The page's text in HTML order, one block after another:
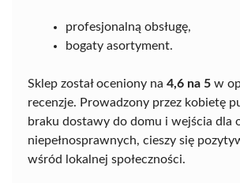
profesjonalną obsługę,
bogaty asortyment.
Sklep został oceniony na 4,6 na 5 w
recenzje. Prowadzony przez kobietę
braku dostawy do domu i wejścia dla
niepełnosprawnych, cieszy się
wśród lokalnej społeczności.